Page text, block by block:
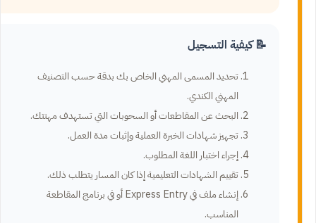
📝 كيفية التسجيل
تحديد المسمى المهني الخاص بك بدقة حسب التصنيف
المهني الكندي.
البحث عن المقاطعات أو السحوبات التي تستهدف مهنتك.
تجهيز شهادات الخبرة العملية وإثبات مدة العمل.
إجراء اختبار اللغة المطلوب.
تقييم الشهادات التعليمية إذا كان المسار يتطلب ذلك.
إنشاء ملف في Express Entry أو في برنامج المقاطعة
المناسب.